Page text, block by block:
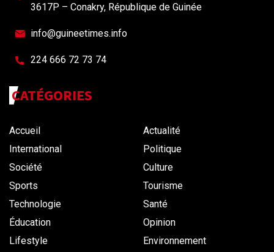
3617P – Conakry, République de Guinée
info@guineetimes.info
224 666 72 73 74
CATÉGORIES
Accueil
Actualité
International
Politique
Société
Culture
Sports
Tourisme
Technologie
Santé
Éducation
Opinion
Lifestyle
Environnement